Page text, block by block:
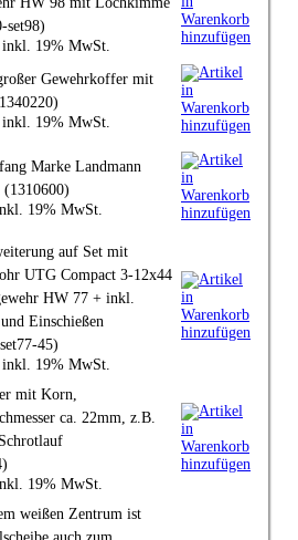
set98)
inkl. 19% MwSt.
Gewehrkoffer mit
inkl. 19% MwSt.
Marke Landmann
(1310600)
19% MwSt.
auf Set mit
UTG Compact 3-12x44
HW 77 + inkl.
Einschießen
45)
inkl. 19% MwSt.
mit Korn,
ca. 22mm, z.B.
19% MwSt.
weißen Zentrum ist